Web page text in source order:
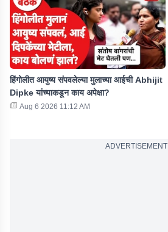
हिंगोलीत आयुष्य संपवलेल्या मुलाच्या आईची Abhijit
Dipke यांच्याकडून काय अपेक्षा?
Aug 6 2026 11:12 AM
ADVERTISEMENT